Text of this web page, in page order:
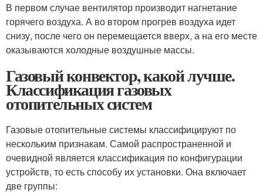
В первом случае вентилятор производит нагнетание
горячего воздуха. А во втором прогрев воздуха идет
снизу, после чего он перемещается вверх, а на его месте
оказываются холодные воздушные массы.
Газовый конвектор, какой лучше.
Классификация газовых
отопительных систем
Газовые отопительные системы классифицируют по
нескольким признакам. Самой распространенной и
очевидной является классификация по конфигурации
устройств, то есть способу их установки. Она включает
две группы: